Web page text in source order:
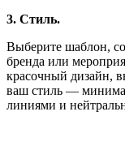
3. Стиль.
Выберите шаблон,
бренда или
красочный дизайн,
ваш стиль —
линиями и